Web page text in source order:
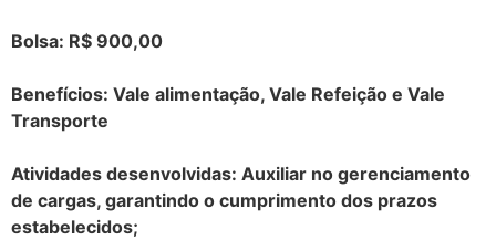
Bolsa: R$ 900,00
Benefícios: Vale alimentação, Vale Refeição e Vale
Transporte
Atividades desenvolvidas: Auxiliar no gerenciamento
de cargas, garantindo o cumprimento dos prazos
estabelecidos;